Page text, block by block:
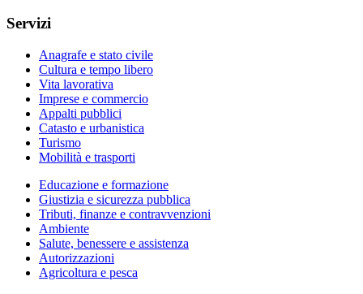
Servizi
Anagrafe e stato civile
Cultura e tempo libero
Vita lavorativa
Imprese e commercio
Appalti pubblici
Catasto e urbanistica
Turismo
Mobilità e trasporti
Educazione e formazione
Giustizia e sicurezza pubblica
Tributi, finanze e contravvenzioni
Ambiente
Salute, benessere e assistenza
Autorizzazioni
Agricoltura e pesca